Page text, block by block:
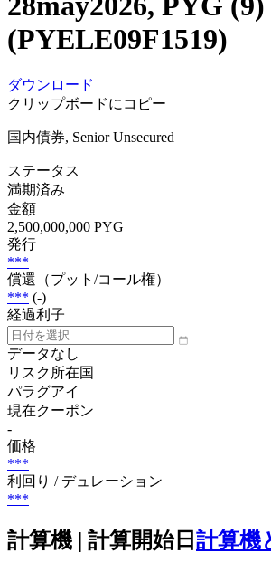
(PYELE09F1519)
ダウンロード
クリップボードにコピー
国内債券, Senior Unsecured
ステータス
満期済み
金額
2,500,000,000 PYG
発行
***
償還（プット/コール権）
*** (-)
経過利子
データなし
リスク所在国
パラグアイ
現在クーポン
-
価格
***
利回り / デュレーション
***
計算機 | 計算開始日 計算機